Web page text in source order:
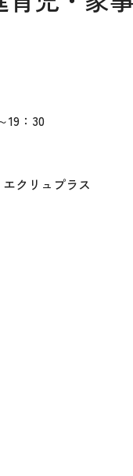
19：30
クリュプラス